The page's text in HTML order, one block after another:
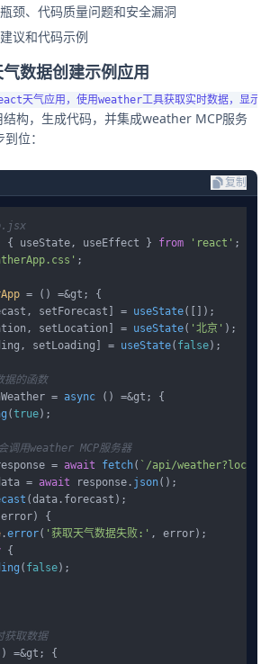
颈、代码质量问题和安全漏洞
议和代码示例
数据创建示例应用
构，生成代码，并集成weather MCP服务
位：
复制
{ useState, useEffect } from 'react'
;
= () =&gt; {
setForecast] = useState([]);
setLocation] = useState( '北京' );
setLoading] = useState( false);
的函数
= async () =&gt; {
(true);
用weather MCP服务器
= await fetch( `/api/
= await response. json();
(data. forecast );
{
.error( '获取天气数据失败:' , error);
{
( false);
取数据
=&gt; {